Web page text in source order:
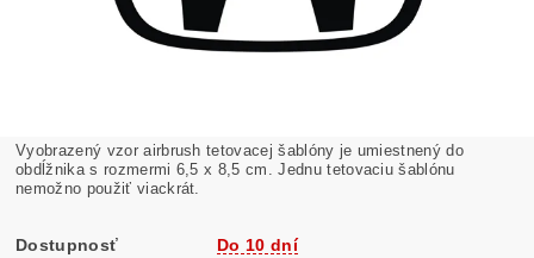
Vyobrazený vzor airbrush tetovacej šablóny je umiestnený do
obdĺžnika s rozmermi 6,5 x 8,5 cm. Jednu tetovaciu šablónu
nemožno použiť viackrát.
Dostupnosť Do 10 dní